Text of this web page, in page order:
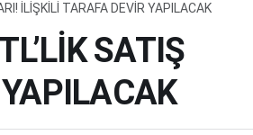
İLİŞKİLİ TARAFA DEVİR YAPILACAK
SATIŞ